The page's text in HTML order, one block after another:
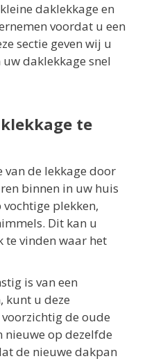
daklekkage en
voordat u een
sectie geven wij u
daklekkage snel
te
de lekkage door
binnen in uw huis
plekken,
Dit kan u
te vinden waar het
is van een
kunt u deze
de oude
nieuwe op dezelfde
de nieuwe dakpan